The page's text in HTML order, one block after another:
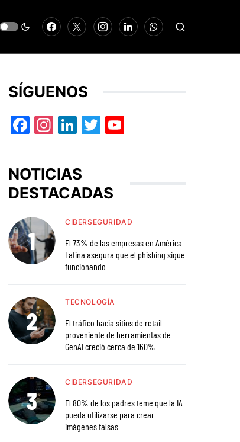
SÍGUENOS
Facebook
Instagram
LinkedIn
Twitter
NOTICIAS
DESTACADAS
CIBERSEGURIDAD
El 73% de las empresas en América
Latina asegura que el phishing sigue
funcionando
TECNOLOGÍA
El tráfico hacia sitios de retail
proveniente de herramientas de
GenAI creció cerca de 160%
CIBERSEGURIDAD
El 80% de los padres teme que la IA
pueda utilizarse para crear
imágenes falsas